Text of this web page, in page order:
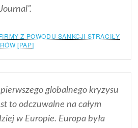
Z POWODU SANKCJI STRACIŁY
[PAP]
globalnego kryzysu
to odczuwalne na całym
w Europie. Europa była